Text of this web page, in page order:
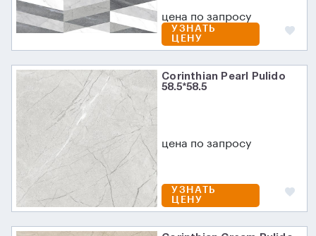
цена по запросу
УЗНАТЬ
ЦЕНУ
Corinthian Pearl Pulido
58.5*58.5
цена по запросу
УЗНАТЬ
ЦЕНУ